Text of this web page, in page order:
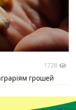
1728
грошей